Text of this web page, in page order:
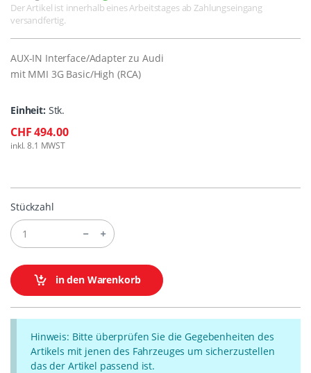
Der Artikel ist innerhalb eines Arbeitstages ab Zahlungseingang
versandfertig.
AUX-IN Interface/Adapter zu Audi
mit MMI 3G Basic/High (RCA)
Einheit: Stk.
CHF 494.00
inkl. 8.1 MWST
Stückzahl
in den Warenkorb
Hinweis: Bitte überprüfen Sie die Gegebenheiten des
Artikels mit jenen des Fahrzeuges um sicherzustellen
das der Artikel passend ist.